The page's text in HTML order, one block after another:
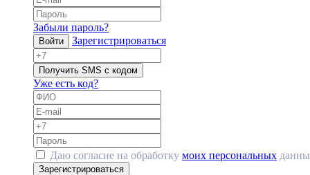
Забыли пароль?
Войти Зарегистрироваться
Получить SMS с кодом
Уже есть код?
Даю согласие на обработку моих персональных
Зарегистрироваться